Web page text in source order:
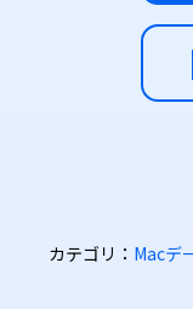
カテゴリ： Macデ